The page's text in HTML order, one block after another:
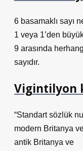
6 basamaklı sayı
1 veya 1’den
9 arasında
sayıdır.
Vigintilyon
“Standart sözlük
modern Britanya
antik Britanya ve